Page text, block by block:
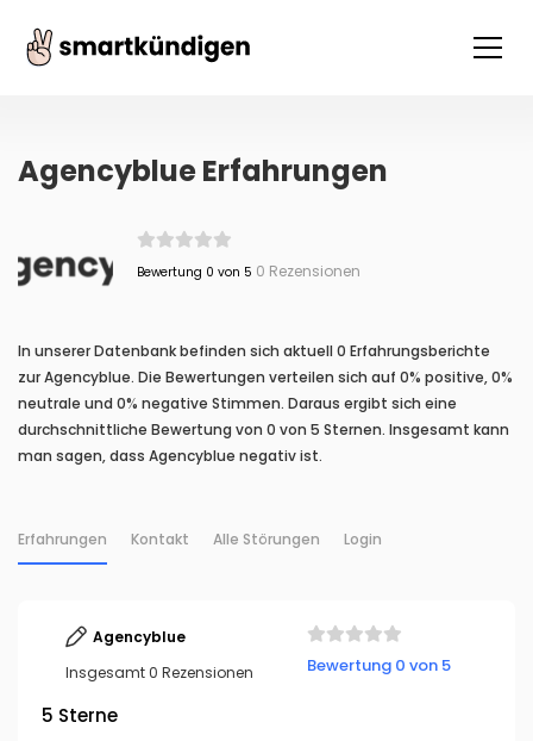
Agencyblue Erfahrungen
Bewertung 0 von 5 0 Rezensionen
In unserer Datenbank befinden sich aktuell 0 Erfahrungsberichte
zur Agencyblue. Die Bewertungen verteilen sich auf 0% positive, 0%
neutrale und 0% negative Stimmen. Daraus ergibt sich eine
durchschnittliche Bewertung von 0 von 5 Sternen. Insgesamt kann
man sagen, dass Agencyblue negativ ist.
Erfahrungen Kontakt Alle Störungen Login
Agencyblue
Insgesamt 0 Rezensionen
Bewertung 0 von 5
5 Sterne